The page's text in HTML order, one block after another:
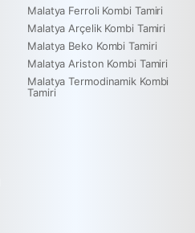
Malatya Ferroli Kombi Tamiri
Malatya Arçelik Kombi Tamiri
Malatya Beko Kombi Tamiri
Malatya Ariston Kombi Tamiri
Malatya Termodinamik Kombi
Tamiri